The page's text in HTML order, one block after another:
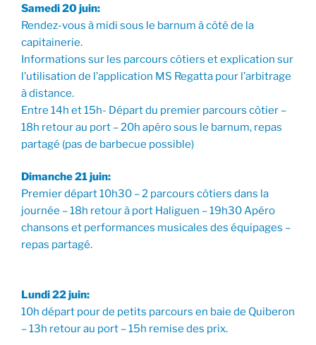
Samedi 20 juin:
Rendez-vous à midi sous le barnum à côté de la
capitainerie.
Informations sur les parcours côtiers et explication sur
l’utilisation de l’application MS Regatta pour l’arbitrage
à distance.
Entre 14h et 15h- Départ du premier parcours côtier –
18h retour au port – 20h apéro sous le barnum, repas
partagé (pas de barbecue possible)
Dimanche 21 juin:
Premier départ 10h30 – 2 parcours côtiers dans la
journée – 18h retour à port Haliguen – 19h30 Apéro
chansons et performances musicales des équipages –
repas partagé.
Lundi 22 juin:
10h départ pour de petits parcours en baie de Quiberon
– 13h retour au port – 15h remise des prix.